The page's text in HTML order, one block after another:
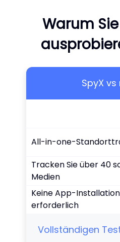
Warum
SpyX
All-in-one-
Tracken Sie über 40
Medien
Keine App-Installation
erforderlich
Vollständigen